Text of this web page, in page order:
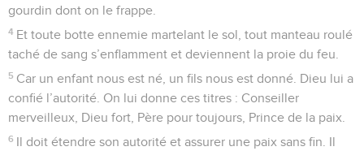
gourdin dont on le frappe.
4 Et toute botte ennemie martelant le sol, tout manteau roulé
taché de sang s’enflamment et deviennent la proie du feu.
5 Car un enfant nous est né, un fils nous est donné. Dieu lui a
confié l’autorité. On lui donne ces titres : Conseiller
merveilleux, Dieu fort, Père pour toujours, Prince de la paix.
6 Il doit étendre son autorité et assurer une paix sans fin. Il